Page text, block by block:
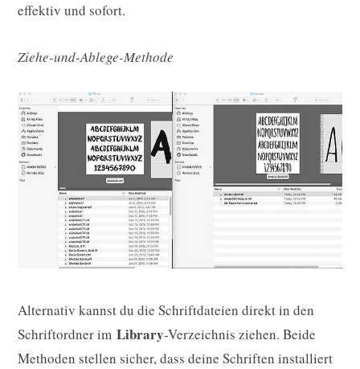
effektiv und sofort.
Ziehe-und-Ablege-Methode
Alternativ kannst du die Schriftdateien direkt in den
Schriftordner im Library-Verzeichnis ziehen. Beide
Methoden stellen sicher, dass deine Schriften installiert